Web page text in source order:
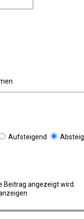
Aufsteigend
Beitrag angezeigt wird.